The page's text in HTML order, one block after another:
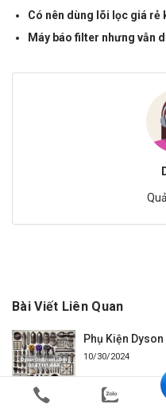
Có nên dùng lõi lọc giá rẻ
Máy báo filter nhưng vẫn
Bài Viết Liên Quan
Phụ Kiện
10/30/2024